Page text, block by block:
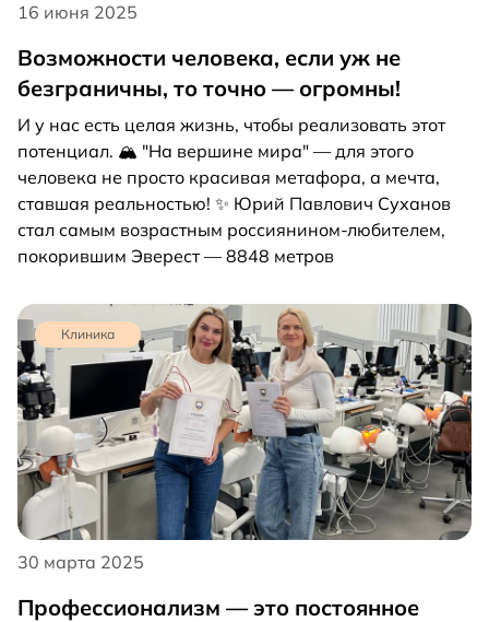
16 июня 2025
Возможности человека, если уж не
безграничны, то точно — огромны!
И у нас есть целая жизнь, чтобы реализовать этот
потенциал. 🏔 "На вершине мира" — для этого
человека не просто красивая метафора, а мечта,
ставшая реальностью! ✨ Юрий Павлович Суханов
стал самым возрастным россиянином-любителем,
покорившим Эверест — 8848 метров
Клиника
30 марта 2025
Профессионализм — это постоянное